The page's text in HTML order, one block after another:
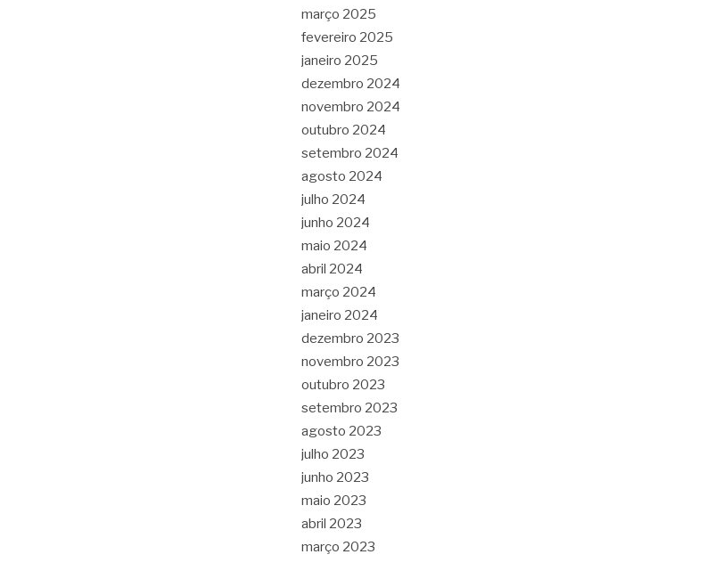
março 2025
fevereiro 2025
janeiro 2025
dezembro 2024
novembro 2024
outubro 2024
setembro 2024
agosto 2024
julho 2024
junho 2024
maio 2024
abril 2024
março 2024
janeiro 2024
dezembro 2023
novembro 2023
outubro 2023
setembro 2023
agosto 2023
julho 2023
junho 2023
maio 2023
abril 2023
março 2023